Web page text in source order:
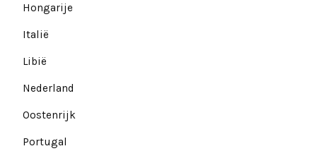
Hongarije
Italië
Libië
Nederland
Oostenrijk
Portugal